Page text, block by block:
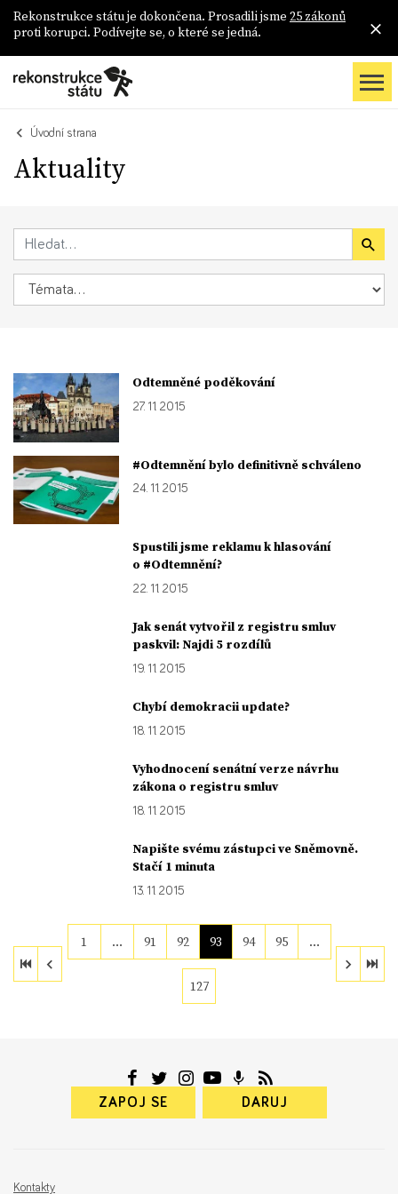
Rekonstrukce státu je dokončena. Prosadili jsme 25 zákonů
proti korupci. Podívejte se, o které se jedná.
Úvodní strana
Aktuality
Odtemněné poděkování
27. 11. 2015
#Odtemnění bylo definitivně schváleno
24. 11. 2015
Spustili jsme reklamu k hlasování
o #Odtemnění?
22. 11. 2015
Jak senát vytvořil z registru smluv
paskvil: Najdi 5 rozdílů
19. 11. 2015
Chybí demokracii update?
18. 11. 2015
Vyhodnocení senátní verze návrhu
zákona o registru smluv
18. 11. 2015
Napište svému zástupci ve Sněmovně.
Stačí 1 minuta
13. 11. 2015
1 … 91 92 93 94 95 …
127
ZAPOJ SE DARUJ
Kontakty